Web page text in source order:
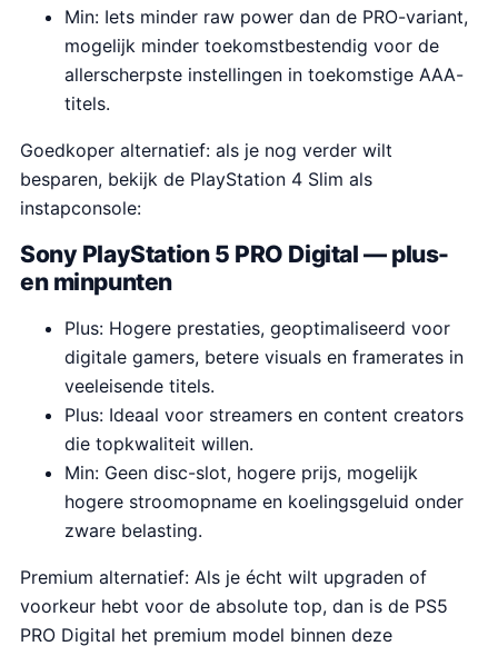
Min: Iets minder raw power dan de PRO-variant,
mogelijk minder toekomstbestendig voor de
allerscherpste instellingen in toekomstige AAA-
titels.
Goedkoper alternatief: als je nog verder wilt
besparen, bekijk de PlayStation 4 Slim als
instapconsole:
Sony PlayStation 5 PRO Digital — plus-
en minpunten
Plus: Hogere prestaties, geoptimaliseerd voor
digitale gamers, betere visuals en framerates in
veeleisende titels.
Plus: Ideaal voor streamers en content creators
die topkwaliteit willen.
Min: Geen disc-slot, hogere prijs, mogelijk
hogere stroomopname en koelingsgeluid onder
zware belasting.
Premium alternatief: Als je écht wilt upgraden of
voorkeur hebt voor de absolute top, dan is de PS5
PRO Digital het premium model binnen deze